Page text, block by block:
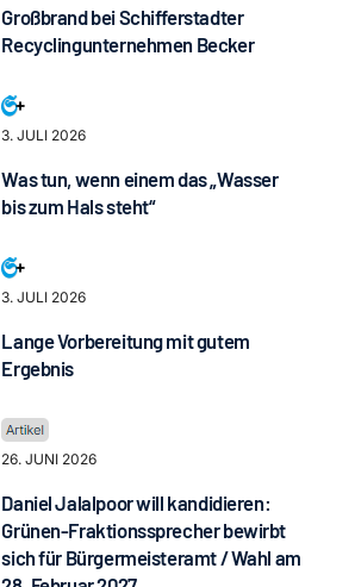
Großbrand bei Schifferstadter
Recyclingunternehmen Becker
3. JULI 2026
Was tun, wenn einem das „Wasser
bis zum Hals steht“
3. JULI 2026
Lange Vorbereitung mit gutem
Ergebnis
26. JUNI 2026
Daniel Jalalpoor will kandidieren:
Grünen-Fraktionssprecher bewirbt
sich für Bürgermeisteramt / Wahl am